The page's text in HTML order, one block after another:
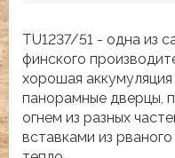
TU1237/51 - одна из
финского
хорошая
панорамные дверцы,
огнем из разных
вставками из